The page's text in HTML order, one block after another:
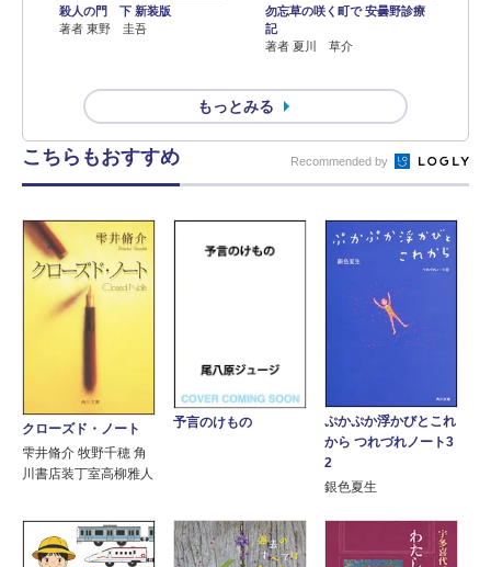
殺人の門 下 新装版
著者 東野 圭吾
勿忘草の咲く町で 安曇野診療
記
著者 夏川 草介
もっとみる
こちらもおすすめ Recommended by
クローズド・ノート
雫井脩介 牧野千穂 角
川書店装丁室高柳雅人
予言のけもの
ぷかぷか浮かびとこれ
から つれづれノート3
2
銀色夏生